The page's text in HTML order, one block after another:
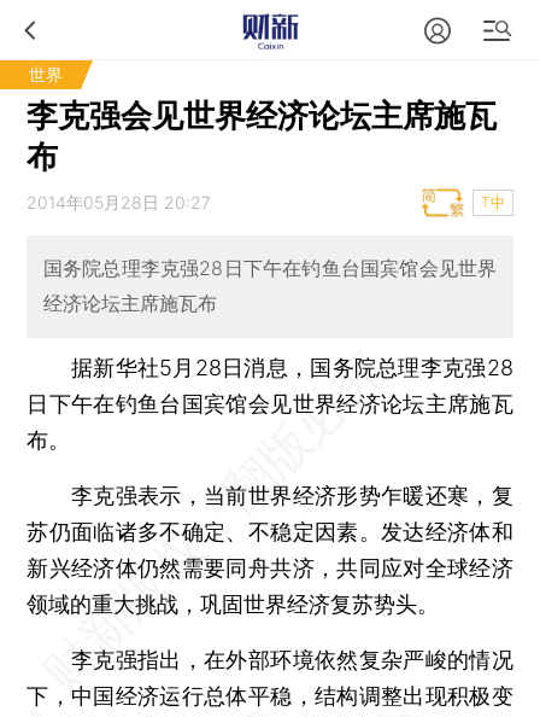
世界
李克强会见世界经济论坛主席施瓦
布
2014年05月28日 20:27 T中
国务院总理李克强28日下午在钓鱼台国宾馆会见世界
经济论坛主席施瓦布
据新华社5月28日消息，国务院总理李克强28
日下午在钓鱼台国宾馆会见世界经济论坛主席施瓦
布。
李克强表示，当前世界经济形势乍暖还寒，复
苏仍面临诸多不确定、不稳定因素。发达经济体和
新兴经济体仍然需要同舟共济，共同应对全球经济
领域的重大挑战，巩固世界经济复苏势头。
李克强指出，在外部环境依然复杂严峻的情况
下，中国经济运行总体平稳，结构调整出现积极变